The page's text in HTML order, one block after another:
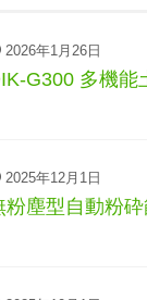
2026年1月26日
G300 多機能
2025年12月1日
粉塵型自動粉